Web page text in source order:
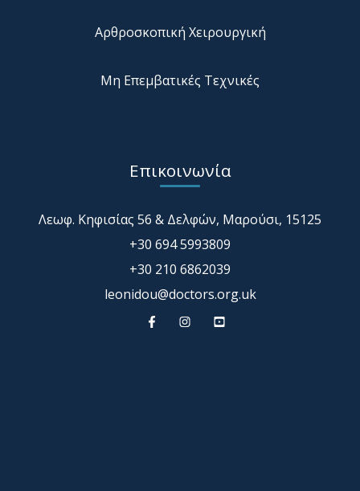
Αρθροσκοπική Χειρουργική
Μη Επεμβατικές Τεχνικές
Επικοινωνία
Λεωφ. Κηφισίας 56 & Δελφών, Μαρούσι, 15125
+30 694 5993809
+30 210 6862039
leonidou@doctors.org.uk